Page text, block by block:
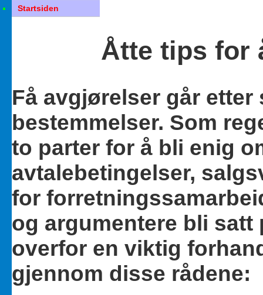
Startsiden
Åtte tips for
Få avgjørelser går etter
bestemmelser. Som
to parter for å bli enig
avtalebetingelser,
for
og argumentere bli satt
overfor en viktig
gjennom disse rådene: